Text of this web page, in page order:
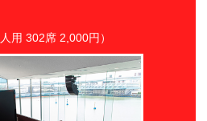
用 302席 2,000円）